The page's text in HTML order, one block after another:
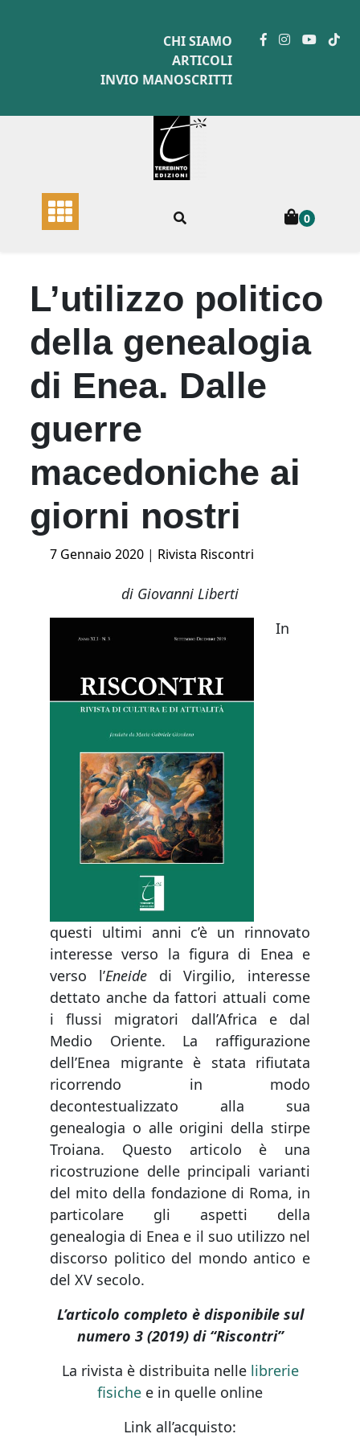
CHI SIAMO
ARTICOLI
INVIO MANOSCRITTI
0
L’utilizzo politico
della genealogia
di Enea. Dalle
guerre
macedoniche ai
giorni nostri
Posted
7 Gennaio 2020 | Rivista Riscontri
di Giovanni Liberti
In
questi ultimi anni c’è un rinnovato
interesse verso la figura di Enea e
verso l’Eneide di Virgilio, interesse
dettato anche da fattori attuali come
i flussi migratori dall’Africa e dal
Medio Oriente. La raffigurazione
dell’Enea migrante è stata rifiutata
ricorrendo in modo
decontestualizzato alla sua
genealogia o alle origini della stirpe
Troiana. Questo articolo è una
ricostruzione delle principali varianti
del mito della fondazione di Roma, in
particolare gli aspetti della
genealogia di Enea e il suo utilizzo nel
discorso politico del mondo antico e
del XV secolo.
L’articolo completo è disponibile sul
numero 3 (2019) di “Riscontri”
La rivista è distribuita nelle librerie
fisiche e in quelle online
Link all’acquisto: